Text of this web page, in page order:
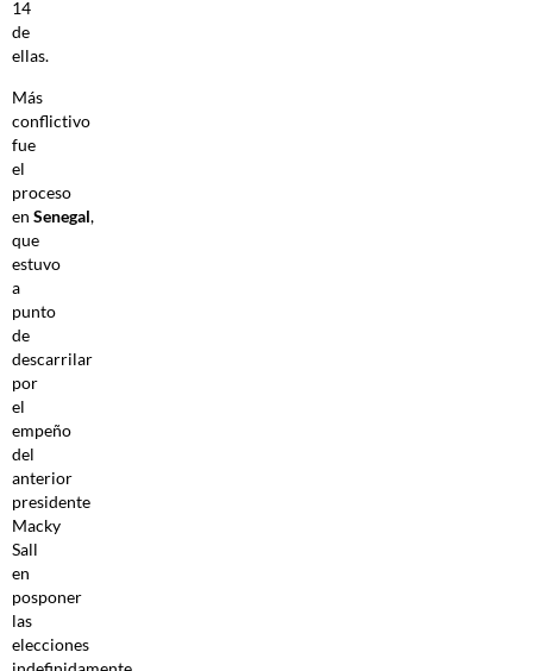
14
de
ellas.
Más
conflictivo
fue
el
proceso
en Senegal,
que
estuvo
a
punto
de
descarrilar
por
el
empeño
del
anterior
presidente
Macky
Sall
en
posponer
las
elecciones